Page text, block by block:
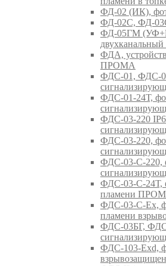
ФД-02 (ИК),
ФД-02С, ФД-
ФД-05ГМ
ФДА,
ПРОМА
ФДС-01, ФДС-
ФДС-01-24Т,
ФДС-03-220
ФДС-03-220,
ФДС-03-С-220,
ФДС-03-С-24Т,
пламени
ФДС-03-С-Ex,
пламени
ФДС-03БГ,
ФДС-103-Ехd,